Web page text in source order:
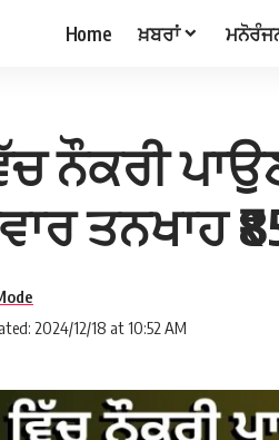
Home ਖ਼ਬਰਾਂ
ਨੌਕਰੀ
ਤਨਖਾਹ
2024/12/18 at 10:52 AM